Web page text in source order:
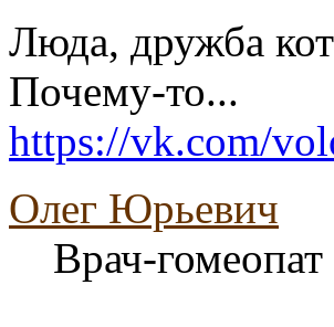
Люда, дружба
Почему-то...
https://vk.com/
Олег Юрьевич
Врач-гомеопат